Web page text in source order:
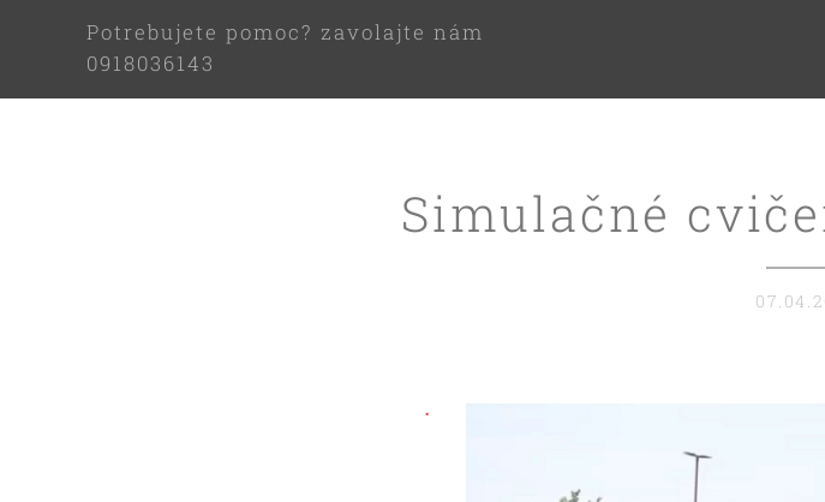
Potrebujete pomoc? zavolajte nám
0918036143
Simulačné